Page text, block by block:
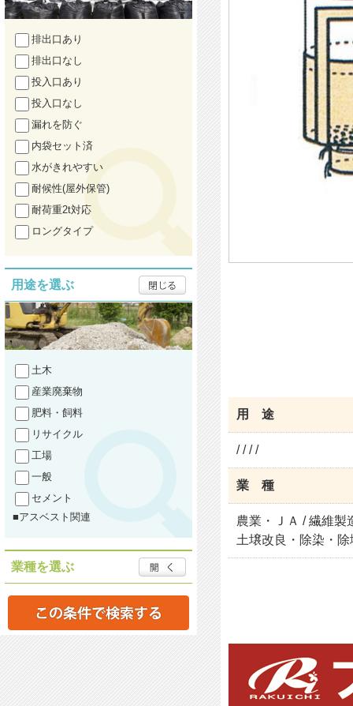
排出口あり
排出口なし
投入口あり
投入口なし
漏れを防ぐ
内袋セット済
水がきれやすい
耐候性(屋外保管)
耐荷重2t対応
ロングタイプ
用途を選ぶ
土木
産業廃棄物
肥料・飼料
リサイクル
工場
一般
セメント
■アスベスト関連
業種を選ぶ
用 途
/ / / /
業 種
農業・ＪＡ / 繊維製
土壌改良・除染・除